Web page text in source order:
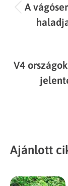
A
V4
Ajánlott